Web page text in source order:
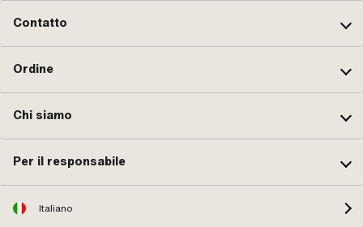
Contatto
Ordine
Chi siamo
Per il responsabile
Italiano